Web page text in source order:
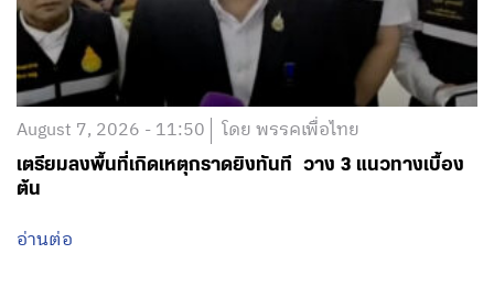
August 7, 2026 - 11:50 โดย พรรคเพื่อไทย
เตรียมลงพื้นที่เกิดเหตุกราดยิงทันที วาง 3 แนวทางเบื้อง
ต้น
อ่านต่อ